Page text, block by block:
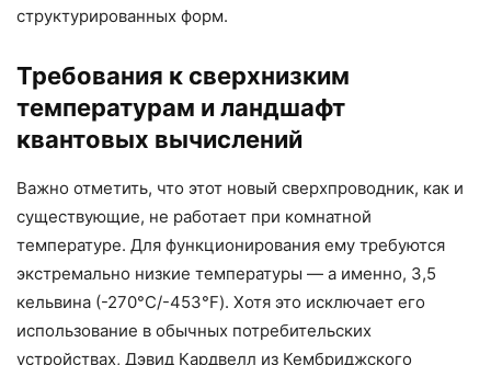
структурированных форм.
Требования к сверхнизким
температурам и ландшафт
квантовых вычислений
Важно отметить, что этот новый сверхпроводник, как и
существующие, не работает при комнатной
температуре. Для функционирования ему требуются
экстремально низкие температуры — а именно, 3,5
кельвина (-270°C/-453°F). Хотя это исключает его
использование в обычных потребительских
устройствах, Дэвид Кардвелл из Кембриджского